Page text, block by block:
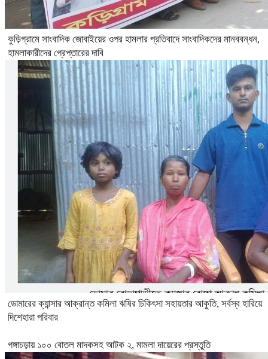
কুড়িগ্রামে সাংবাদিক জোবাইয়ের ওপর হামলার প্রতিবাদে সাংবাদিকদের মানববন্ধন,
হামলাকারীদের গ্রেপ্তারের দাবি
ডোমারের ক্যান্সার আক্রান্ত কমিলা ঋষির চিকিৎসা সহায়তার আকুতি, সর্বস্ব হারিয়ে
দিশেহারা পরিবার
গঙ্গাচড়ায় ১০০ বোতল মাদকসহ আটক ২, মামলা দায়েরের প্রস্তুতি